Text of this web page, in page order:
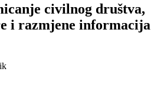
civilnog društva,
i razmjene informacija